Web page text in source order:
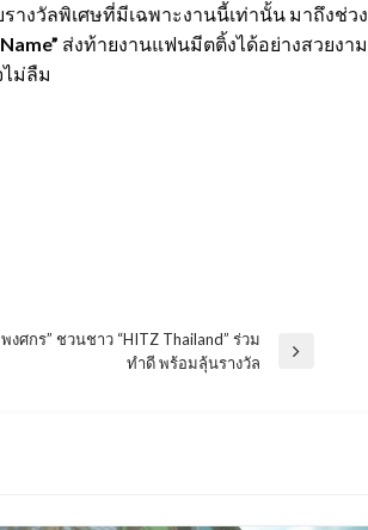
งวัลพิเศษที่มีเฉพาะงานนี้เท่านั้น มาถึงช่วง
ส่งท้ายงานแฟนมีตติ้งได้อย่างสวยงาม
ม่ลืม
พงศกร” ชวนชาว “HITZ Thailand” ร่วม
ทำดี พร้อมลุ้นรางวัล